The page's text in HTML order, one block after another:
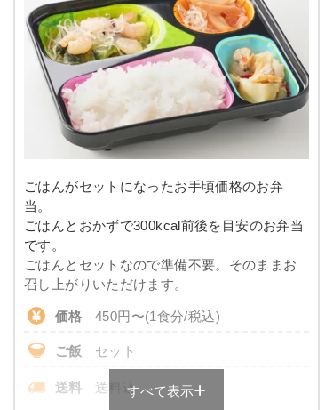
※メニューの補足
-
豆腐ハンバーグの甘酢あんかけ
こんにゃくと春菊の甘辛煮
カニ風味サラダ
竹輪と野菜の胡麻よごし
栄養素
-
※メニューの補足
-
※ その他備考
メニューは日替わりです（メニューは一例です）
カロリー 400kcal前後
塩分 -
タンパク質
脂質 -
糖質 -
カリウム
コレステロール
彩り旬菜のメニュー例
サバの味噌だれがけ
ほうれん草のベーコン和え
ごはんがセットになったお手頃価格のお弁
当。
ごはんとおかずで300kcal前後を目安のお弁当
です。
ごはんとセットなので準備不要。そのままお
召し上がりいただけます。
価格 450円〜(1食分/税込)
ご飯 セット
送料 送料込すべて表示